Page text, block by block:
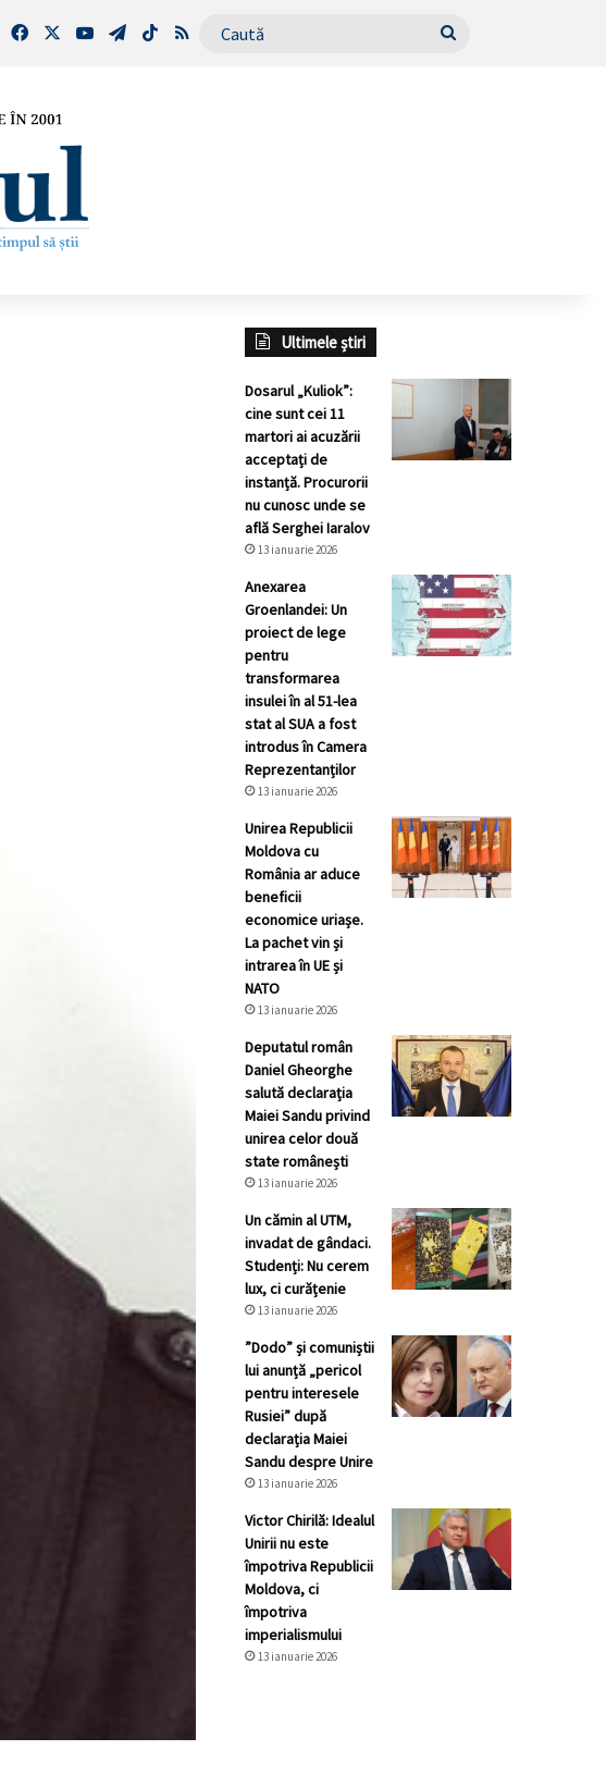
FacebookYouTubeTelegram
TikTokRSS Caută
Ultimele știri
Dosarul „Kuliok”:
cine sunt cei 11
martori ai acuzării
acceptați de
instanță. Procurorii
nu cunosc unde se
află Serghei Iaralov
13 ianuarie 2026
Anexarea
Groenlandei: Un
proiect de lege
pentru
transformarea
insulei în al 51-lea
stat al SUA a fost
introdus în Camera
Reprezentanților
13 ianuarie 2026
Unirea Republicii
Moldova cu
România ar aduce
beneficii
economice uriașe.
La pachet vin și
intrarea în UE și
NATO
13 ianuarie 2026
Deputatul român
Daniel Gheorghe
salută declarația
Maiei Sandu privind
unirea celor două
state românești
13 ianuarie 2026
Un cămin al UTM,
invadat de gândaci.
Studenți: Nu cerem
lux, ci curățenie
13 ianuarie 2026
”Dodo” și comuniștii
lui anunță „pericol
pentru interesele
Rusiei” după
declarația Maiei
Sandu despre Unire
13 ianuarie 2026
Victor Chirilă: Idealul
Unirii nu este
împotriva Republicii
Moldova, ci
împotriva
imperialismului
13 ianuarie 2026